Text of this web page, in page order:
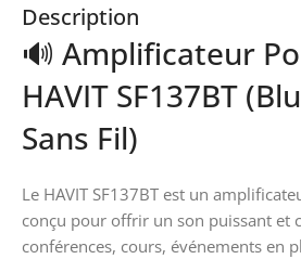
Description
🔊 Amplificateur
HAVIT SF137BT
Sans Fil)
Le HAVIT SF137BT est un
conçu pour offrir un son puissant et
conférences, cours, événements en